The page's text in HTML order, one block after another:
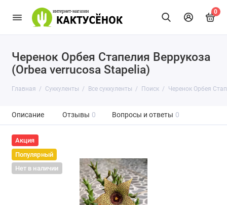
0
Черенок Орбея Стапелия Веррукоза
(Orbea verrucosa Stapelia)
Главная Суккуленты Все суккуленты Поиск Черенок Орбея
Описание Отзывы 0 Вопросы и ответы 0
Акция
Популярный
Нет в наличии